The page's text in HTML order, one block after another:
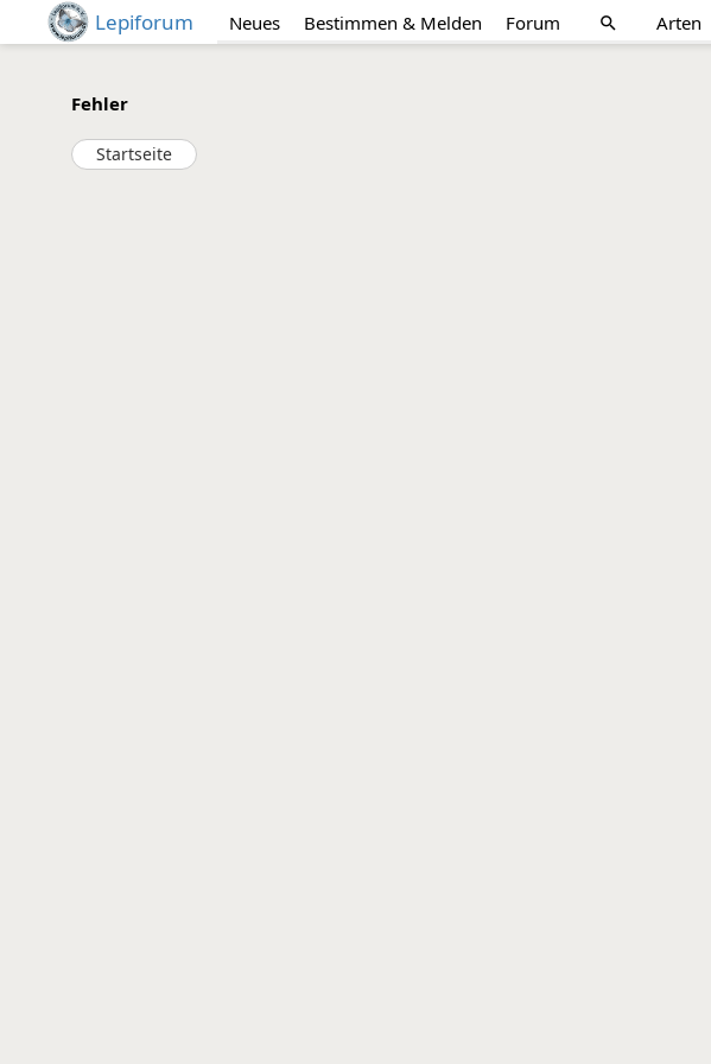
Lepiforum Neues Bestimmen & Melden Forum search Arten
Fehler
Startseite